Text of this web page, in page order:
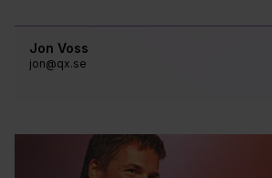
Jon Voss
jon@qx.se